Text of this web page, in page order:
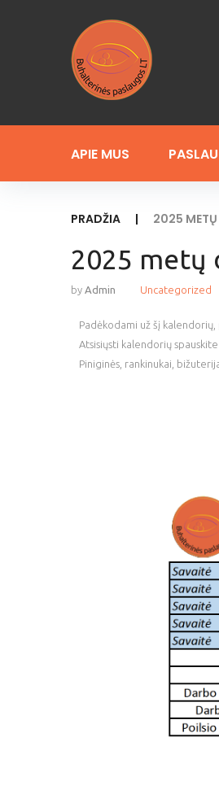
APIE MUS
PRADŽIA | 2025 METŲ
2025 metų
by Admin Uncategorized
Padėkodami už šį
Atsisiųsti kalendorių spauskite
Piniginės, rankinukai,